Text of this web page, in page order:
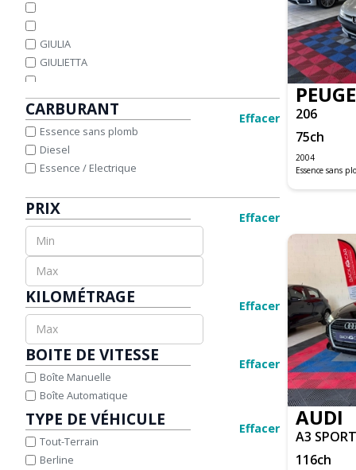
FORD
HONDA
IVECO
JAGUAR
JEEP
KIA
LAND ROVER
MAZDA
MERCEDES-BENZ
MINI
NISSAN
OPEL
PEUGEOT
SEAT
SKODA
SUZUKI
TOYOTA
VOLKSWAGEN
VOLVO
GIULIA
GIULIETTA
A1 SPORTBACK
A3
A3 BERLINE BUSINESS
A3 SPORTBACK
A4 AVANT
A4 CABRIOLET
A5
Q2
Q3
Q5
Q8
SQ5
TT COUPE
M3 CABRIOLET E93
SERIE 1 CABRIOLET E88
CARBURANT Effacer
Essence sans plomb
Diesel
Essence / Electrique
PRIX Effacer
KILOMÉTRAGE Effacer
BOITE DE VITESSE Effacer
Boîte Manuelle
Boîte Automatique
TYPE DE VÉHICULE Effacer
Tout-Terrain
Berline
206
75ch
2004
Essence sans
AUDI
A3
116ch